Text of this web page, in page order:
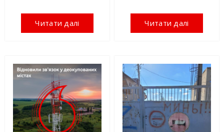
Читати далі Читати далі